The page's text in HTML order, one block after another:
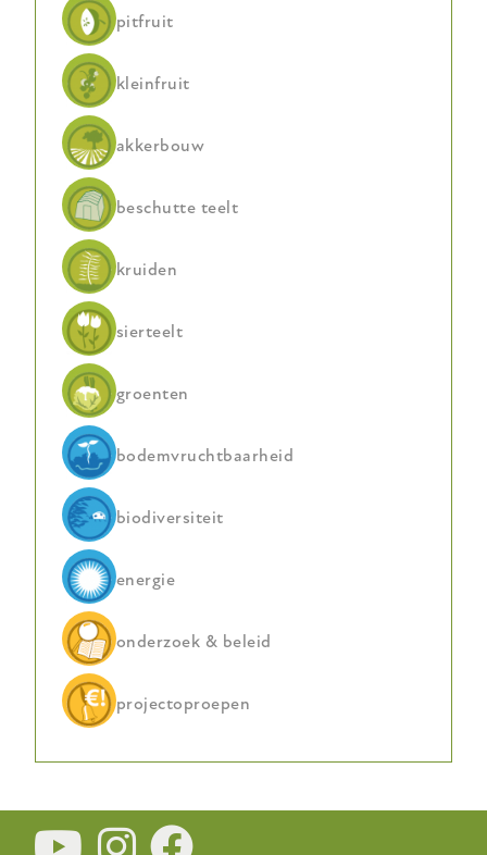
pitfruit
kleinfruit
akkerbouw
beschutte teelt
kruiden
sierteelt
groenten
bodemvruchtbaarheid
biodiversiteit
energie
onderzoek & beleid
projectoproepen